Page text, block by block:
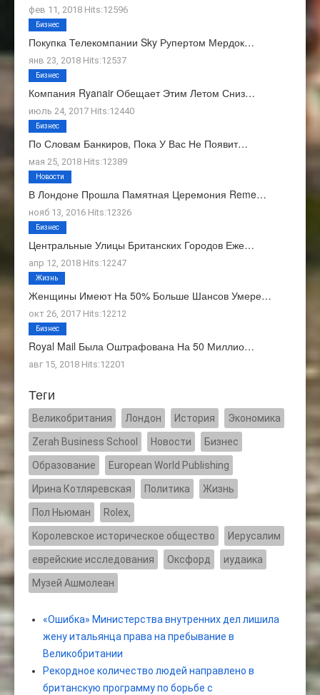
фев 11, 2018 Hits:12596
Покупка Телекомпании Sky Рупертом Мердок…
янв 23, 2018 Hits:12537
Бизнес
Компания Ryanair Обещает Этим Летом Сниз…
июль 24, 2017 Hits:12440
Бизнес
По Словам Банкиров, Пока У Вас Не Появит…
мая 25, 2018 Hits:12389
Бизнес
В Лондоне Прошла Памятная Церемония Reme…
нояб 13, 2016 Hits:12326
Новости
Центральные Улицы Британских Городов Еже…
апр 12, 2018 Hits:12247
Бизнес
Женщины Имеют На 50% Больше Шансов Умере…
окт 26, 2017 Hits:12212
Жизнь
Royal Mail Была Оштрафована На 50 Миллио…
авг 15, 2018 Hits:12201
Бизнес
Теги
Великобритания Лондон История Экономика
Zerah Business School Новости Бизнес
Образование European World Publishing
Ирина Котляревская Политика Жизнь
Пол Ньюман Rolex,
Kоролевское историческое общество Иерусалим
еврейские исследования Оксфорд иудаика
Музей Ашмолеан
«Ошибка» Министерства внутренних дел лишила
жену итальянца права на пребывание в
Великобритании
Рекордное количество людей направлено в
британскую программу по борьбе с